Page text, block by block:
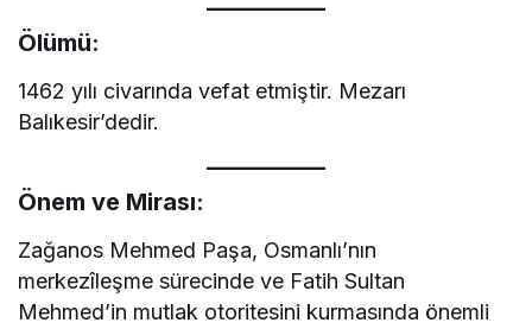
Ölümü:
1462 yılı civarında vefat etmiştir. Mezarı
Balıkesir’dedir.
Önem ve Mirası:
Zağanos Mehmed Paşa, Osmanlı’nın
merkezîleşme sürecinde ve Fatih Sultan
Mehmed’in mutlak otoritesini kurmasında önemli